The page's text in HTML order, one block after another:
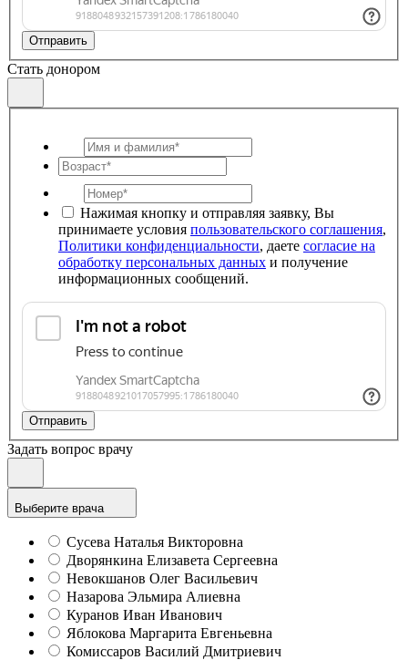
Отправить
Стать донором
Нажимая кнопку и отправляя заявку, Вы
принимаете условия пользовательского соглашения,
Политики конфиденциальности, даете согласие на
обработку персональных данных и получение
информационных сообщений.
Отправить
Задать вопрос врачу
Выберите врача
Сусева Наталья Викторовна
Дворянкина Елизавета Сергеевна
Невокшанов Олег Васильевич
Назарова Эльмира Алиевна
Куранов Иван Иванович
Яблокова Маргарита Евгеньевна
Комиссаров Василий Дмитриевич